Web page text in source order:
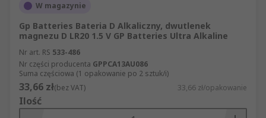
W magazynie
Gp Batteries Bateria D Alkaliczny, dwutlenek
magnezu D LR20 1.5 V GP Batteries Ultra Alkaline
Nr art. RS 533-486
Nr części producenta GPPCA13AU086
Suma częściowa (1 opakowanie po 2 sztuk/i)
33,66 zł(bez VAT) 33,66 zł/opakowanie
Ilość